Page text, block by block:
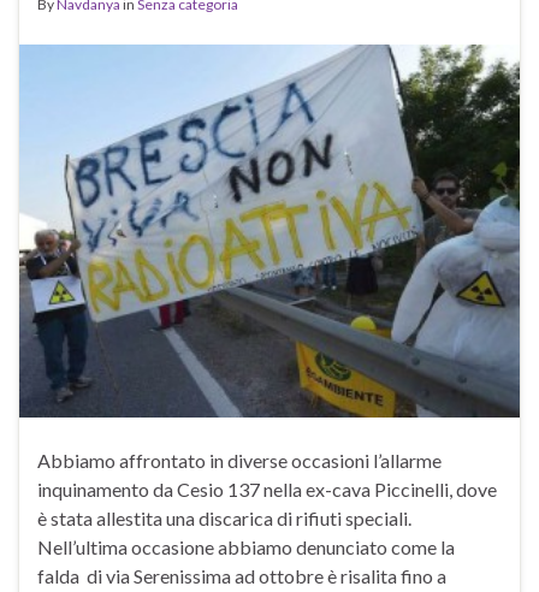
ByNavdanya in Senza categoria
Abbiamo affrontato in diverse occasioni l’allarme
inquinamento da Cesio 137 nella ex-cava Piccinelli, dove
è stata allestita una discarica di rifiuti speciali.
Nell’ultima occasione abbiamo denunciato come la
falda di via Serenissima ad ottobre è risalita fino a